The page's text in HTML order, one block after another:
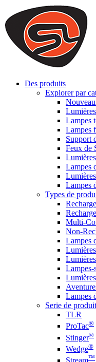
We use cookies to ensure
on our website. By
that cookies are used to
to offer you a better
you can disable cookies,
Des produits
Explorer par
Lampes
Lampes
Support
Feux de
Lampes
Lampes
Types de
Multi-
Non-
Lampes
Lampes-
Lampes
Serie de
TLR
ProTac®
Stinger®
Wedge®
™